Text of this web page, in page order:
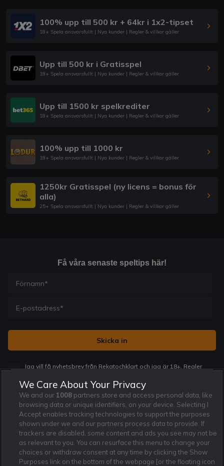
100% upp till 500 kr + 64kr i 1x2-tipset
18+ Spela ansvarsfullt | Nya kunder | Regler & villkor gäller
Upp till 500 kr i Gratisspel
18+ Spela ansvarsfullt | Nya kunder | Regler & villkor gäller
Upp till 1500 kr spelkrediter
18+ Spela ansvarsfullt | Nya kunder | Regler & villkor gäller
100% upp till 1000 kr
18+ Spela ansvarsfullt | Nya kunder | Regler & villkor gäller
1250kr Gratisspel (ny licens = bonus för
alla)
25+ Spela ansvarsfullt | Nya kunder | Regler & villkor gäller
Få våra senaste speltips här!
Jag vill få nyhetsbrev från Rekatochklart och jag är 18+. Regler
Affiliate Modell
Kontakta oss
Ansvarsfullt Spelande
Nyhetsarkiv
Cookie Policy
Användarvilkor
Integritetspolicy
We Care About Your Privacy
We and our 1008 partners store and access personal data, like
browsing data or unique identifiers, on your device. Selecting I
Accept enables tracking technologies to support the purposes
shown under we and our partners process data to provide. If
trackers are disabled, some content and ads you see may not be
as relevant to you. You can resurface this menu to change your
choices or withdraw consent at any time by clicking the Show
Purposes link on the bottom of the webpage [or the floating icon